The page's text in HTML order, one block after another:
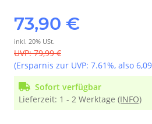
73,90 €
inkl. 20% USt.
UVP:79,99 €
(Ersparnis zur UVP: 7.61%, also
Sofort verfügbar
Lieferzeit: 1 - 2 Werktage (INFO)